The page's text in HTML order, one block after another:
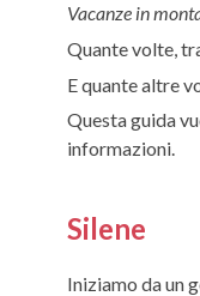
Vacanze in
Quante volte,
E quante altre
Questa guida
informazioni.
Silene
Iniziamo da un